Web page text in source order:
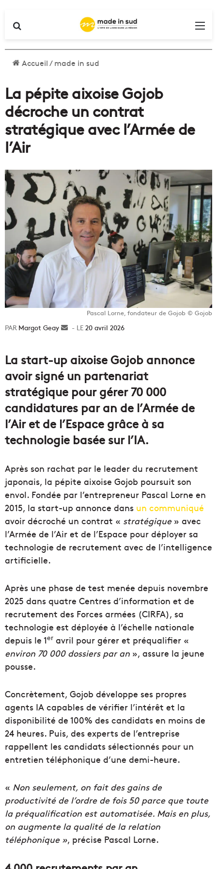
Accueil/made in sud
La pépite aixoise Gojob
décroche un contrat
stratégique avec l’Armée de
l’Air
Pascal Lorne, fondateur de Gojob © Gojob
Margot Geay
Envoyer20 avril 2026
La start-up aixoise Gojob annonce
avoir signé un partenariat
stratégique pour gérer 70 000
candidatures par an de l’Armée de
l’Air et de l’Espace grâce à sa
technologie basée sur l’IA.
Après son rachat par le leader du recrutement
japonais, la pépite aixoise Gojob poursuit son
envol. Fondée par l’entrepreneur Pascal Lorne en
2015, la start-up annonce dans un communiqué
avoir décroché un contrat « stratégique» avec
l’Armée de l’Air et de l’Espace pour déployer sa
technologie de recrutement avec de l’intelligence
artificielle.
Après une phase de test menée depuis novembre
2025 dans quatre Centres d’information et de
recrutement des Forces armées (CIRFA), sa
technologie est déployée à l’échelle nationale
depuis le 1er avril pour gérer et préqualifier «
environ 70 000 dossiers par an », assure la jeune
pousse.
Concrètement, Gojob développe ses propres
agents IA capables de vérifier l’intérêt et la
disponibilité de 100% des candidats en moins de
24 heures. Puis, des experts de l’entreprise
rappellent les candidats sélectionnés pour un
entretien téléphonique d’une demi-heure.
« Non seulement, on fait des gains de
productivité de l’ordre de fois 50 parce que toute
la préqualification est automatisée. Mais en plus,
on augmente la qualité de la relation
téléphonique », précise Pascal Lorne.